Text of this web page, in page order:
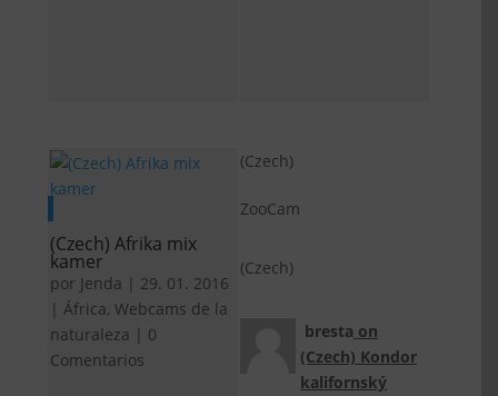
(Czech) Afrika mix
kamer
por Jenda | 29. 01. 2016
| África,Webcams de la
naturaleza | 0
Comentarios
(Czech)
ZooCam
(Czech)
bresta on
(Czech) Kondor
kalifornský